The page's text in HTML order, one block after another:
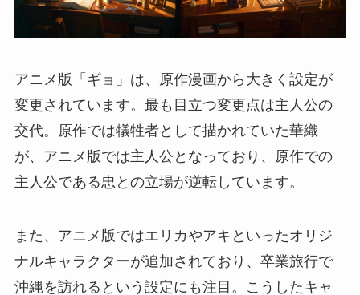
アニメ版「ギョ」は、原作漫画から大きく設定が
変更されています。最も目立つ変更点は主人公の
交代。原作では犠牲者として描かれていた華織
が、アニメ版では主人公となっており、原作での
主人公である忠との立場が逆転しています。
また、アニメ版ではエリカやアキといったオリジ
ナルキャラクターが追加されており、卒業旅行で
沖縄を訪れるという設定にも注目。こうしたキャ